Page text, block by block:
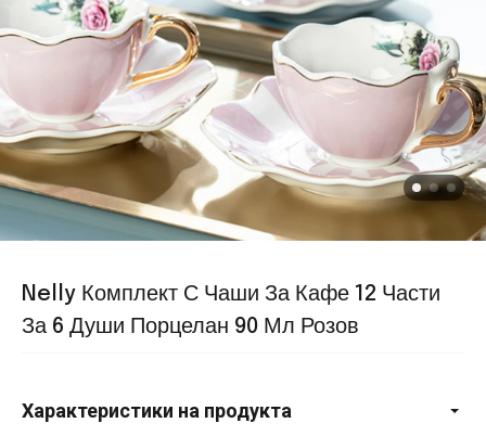
Nelly Комплект С Чаши За Кафе 12 Части
За 6 Души Порцелан 90 Мл Розов
Характеристики на продукта